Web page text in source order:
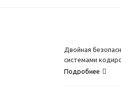
Двойная
системами
Подробнее